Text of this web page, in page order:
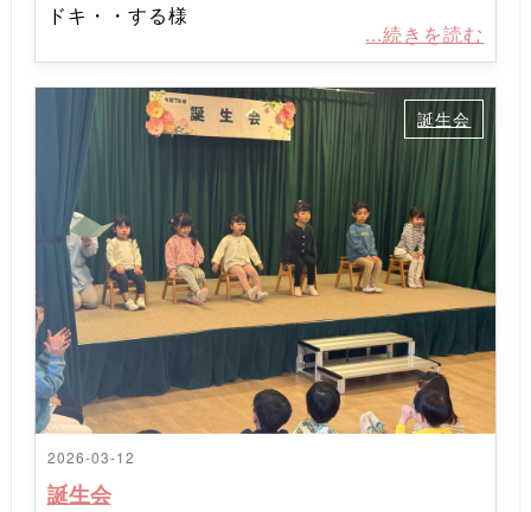
ドキ・・する様
...続きを読む
2026-03-12
誕生会
誕生会